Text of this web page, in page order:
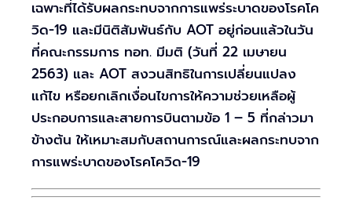
เฉพาะที่ได้รับผลกระทบจากการแพร่ระบาดของโรคโค
วิด-19 และมีนิติสัมพันธ์กับ AOT อยู่ก่อนแล้วในวัน
ที่คณะกรรมการ ทอท. มีมติ (วันที่ 22 เมษายน
2563) และ AOT สงวนสิทธิในการเปลี่ยนแปลง
แก้ไข หรือยกเลิกเงื่อนไขการให้ความช่วยเหลือผู้
ประกอบการและสายการบินตามข้อ 1 – 5 ที่กล่าวมา
ข้างต้น ให้เหมาะสมกับสถานการณ์และผลกระทบจาก
การแพร่ะบาดของโรคโควิด-19